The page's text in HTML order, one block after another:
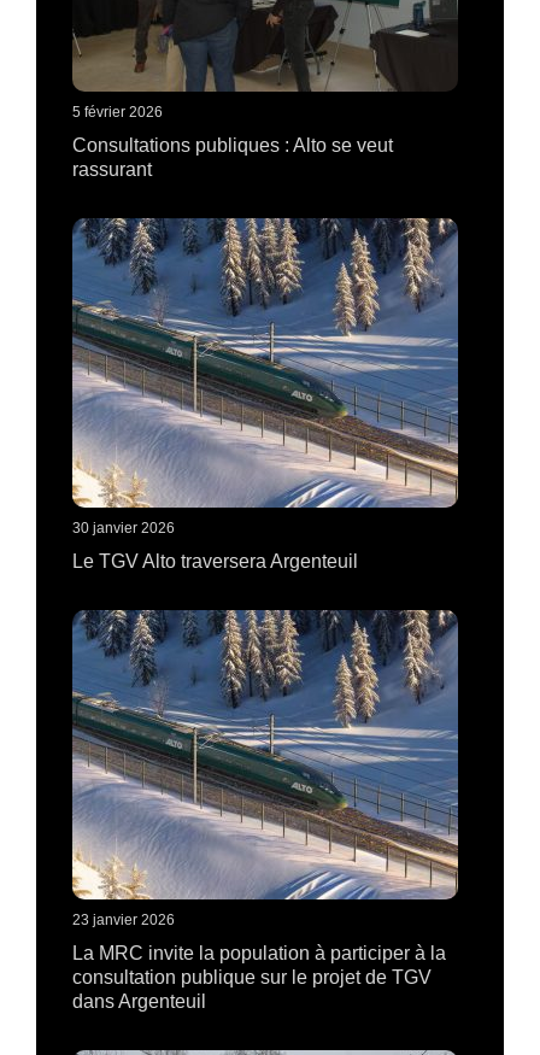
5 février 2026
Consultations publiques : Alto se veut
rassurant
30 janvier 2026
Le TGV Alto traversera Argenteuil
23 janvier 2026
La MRC invite la population à participer à la
consultation publique sur le projet de TGV
dans Argenteuil